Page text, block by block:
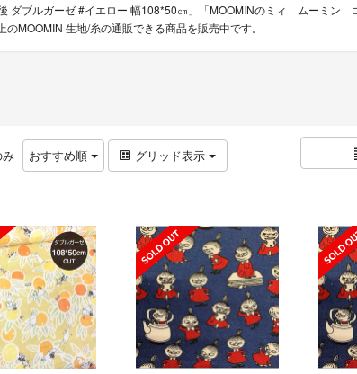
ダブルガーゼ #イエロー 幅108*50㎝」「MOOMINのミィ ムーミ
MOOMIN 生地/糸の通販できる商品を販売中です。
おすすめ順 グリッド表示